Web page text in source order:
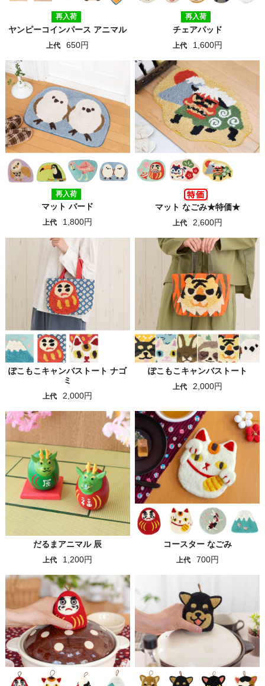
再入荷
ヤンピーコインパース アニマル
上代 650円
再入荷
チェアパッド
上代 1,600円
再入荷
マット バード
上代 1,800円
マット なごみ★特価★
上代 2,600円
ぽこもこキャンバストート ナゴ
ミ
上代 2,000円
ぽこもこキャンバストート
上代 2,000円
だるまアニマル 辰
上代 1,200円
コースター なごみ
上代 700円